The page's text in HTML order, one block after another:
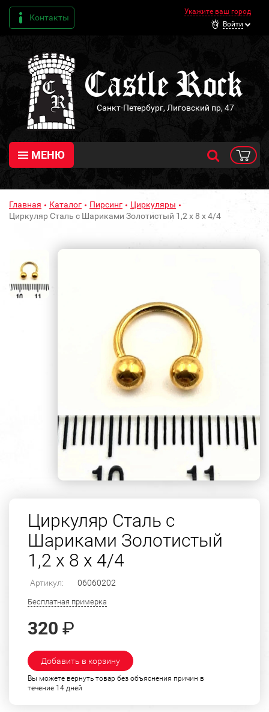
Контакты
Укажите ваш город
Войти
Санкт-Петербург, Лиговский пр, 47
МЕНЮ
Главная Каталог Пирсинг
Циркуляры
Циркуляр Сталь с Шариками Золотистый 1,2 х 8 х 4/4
Циркуляр Сталь с
Шариками Золотистый
1,2 х 8 х 4/4
Артикул: 06060202
Бесплатная примерка
320 ₽
Добавить в корзину
Вы можете вернуть товар без объяснения причин в
течение 14 дней